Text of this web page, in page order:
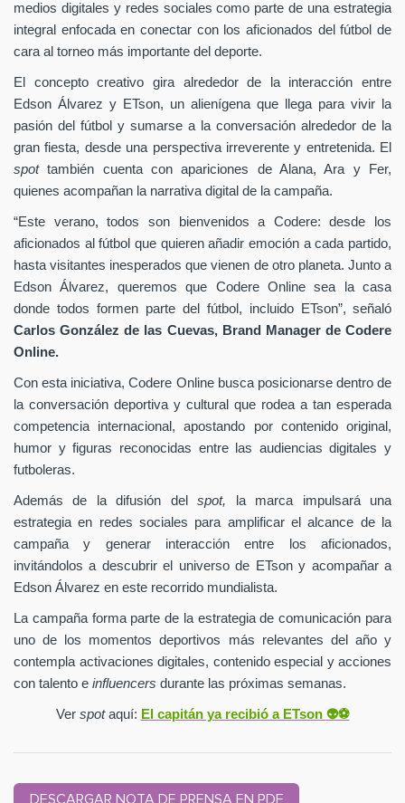
medios digitales y redes sociales como parte de una estrategia
integral enfocada en conectar con los aficionados del fútbol de
cara al torneo más importante del deporte.
El concepto creativo gira alrededor de la interacción entre
Edson Álvarez y ETson, un alienígena que llega para vivir la
pasión del fútbol y sumarse a la conversación alrededor de la
gran fiesta, desde una perspectiva irreverente y entretenida. El
spottambién cuenta con apariciones de Alana, Ara y Fer,
quienes acompañan la narrativa digital de la campaña.
“Este verano, todos son bienvenidos a Codere: desde los
aficionados al fútbol que quieren añadir emoción a cada partido,
hasta visitantes inesperados que vienen de otro planeta. Junto a
Edson Álvarez, queremos que Codere Online sea la casa
donde todos formen parte del fútbol, incluido ETson”, señaló
Carlos González de las Cuevas, Brand Manager de Codere
Online.
Con esta iniciativa, Codere Online busca posicionarse dentro de
la conversación deportiva y cultural que rodea a tan esperada
competencia internacional, apostando por contenido original,
humor y figuras reconocidas entre las audiencias digitales y
futboleras.
Además de la difusión delspot,
la marca impulsará una
estrategia en redes sociales para amplificar el alcance de la
campaña y generar interacción entre los aficionados,
invitándolos a descubrir el universo de ETson y acompañar a
Edson Álvarez en este recorrido mundialista.
La campaña forma parte de la estrategia de comunicación para
uno de los momentos deportivos más relevantes del año y
contempla activaciones digitales, contenido especial y acciones
con talento e influencers durante las próximas semanas.
Ver spotaquí: El capitán ya recibió a ETson 👽⚽️
DESCARGAR NOTA DE PRENSA EN PDF